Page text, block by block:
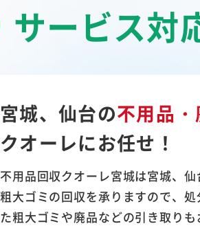
サービス対
宮城、仙台の不用品
クオーレにお任せ！
不用品回収クオーレ宮城は宮城、
粗大ゴミの回収を承りますので、
た粗大ゴミや廃品などの引き取り